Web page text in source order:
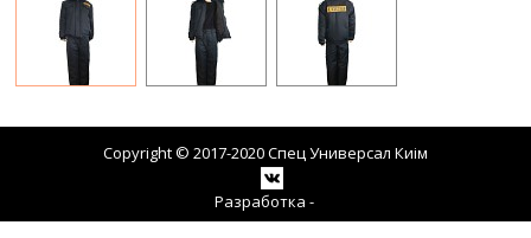
Copyright © 2017-2020 Спец Универсал Киiм
Разработка -